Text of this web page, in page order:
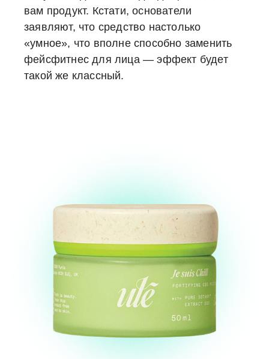
вам продукт. Кстати, основатели
заявляют, что средство настолько
«умное», что вполне способно заменить
фейсфитнес для лица — эффект будет
такой же классный.